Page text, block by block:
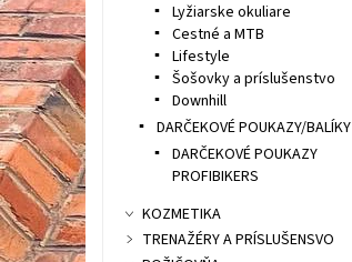
Lyžiarske okuliare
Cestné a MTB
Lifestyle
Šošovky a príslušenstvo
Downhill
DARČEKOVÉ POUKAZY/BALÍKY
DARČEKOVÉ POUKAZY
PROFIBIKERS
KOZMETIKA
TRENAŽÉRY A PRÍSLUŠENSVO